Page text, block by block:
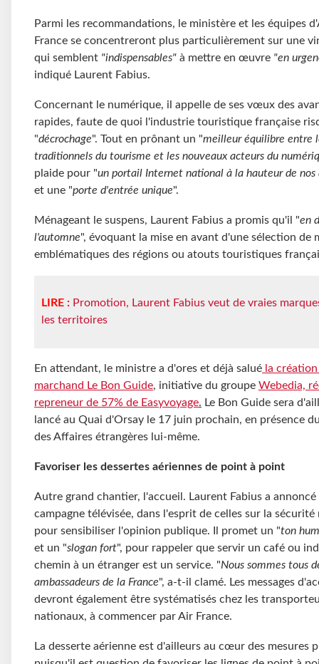
Parmi les recommandations, le ministère et les équipes
France se concentreront plus particulièrement sur une
qui semblent "indispensables" à mettre en œuvre "en
indiqué Laurent Fabius.
Concernant le numérique, il appelle de ses vœux des
rapides, faute de quoi l'industrie touristique française
"décrochage". Tout en prônant un "meilleur équilibre entre
traditionnels du tourisme et les nouveaux acteurs du
plaide pour "un portail Internet national à la hauteur de nos
et une "porte d'entrée unique".
Ménageant le suspens, Laurent Fabius a promis qu'il "en
l'automne", évoquant la mise en avant d'une sélection de
emblématiques des régions ou atouts touristiques
LIRE : Promotion, Laurent Fabius veut de vraies
les territoires
En attendant, le ministre a d'ores et déjà salué la
marchand Le Bon Guide, initiative du groupe Webedia,
repreneur de 57% de Easyvoyage. Le Bon Guide sera
lancé au Quai d'Orsay le 17 juin prochain, en présence
des Affaires étrangères lui-même.
Favoriser les dessertes aériennes de point à point
Autre grand chantier, l'accueil. Laurent Fabius a annoncé
campagne télévisée, dans l'esprit de celles sur la
pour sensibiliser l'opinion publique. Il promet un "ton
et un "slogan fort", pour rappeler que servir un café ou
chemin à un étranger est un service. "Nous sommes tous
ambassadeurs de la France", a-t-il clamé. Les messages
devront également être systématisés chez les
nationaux, à commencer par Air France.
La desserte aérienne est d'ailleurs au cœur des mesures